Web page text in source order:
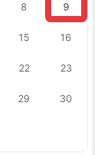
8 9
15 16
22 23
29 30